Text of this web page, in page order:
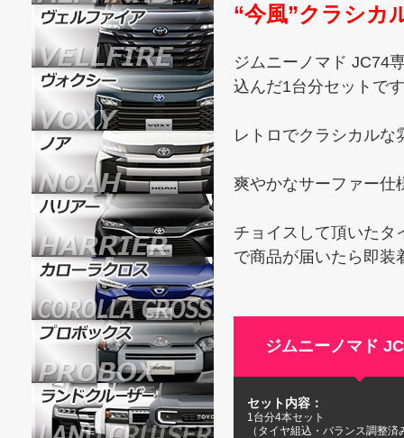
“今風”クラシカ
ジムニーノマド JC74
込んだ1台分セットで
レトロでクラシカルな
爽やかなサーファー仕
チョイスして頂いたタ
で商品が届いたら即装
ジムニーノマド
セット内容：
1台分4本セット
（タイヤ組込・バランス調整済